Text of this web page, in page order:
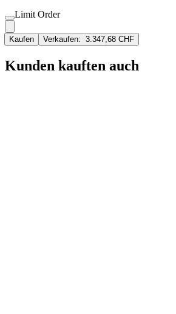
Limit Order
Kaufen Verkaufen: 3.347,68 CHF
Kunden kauften auch